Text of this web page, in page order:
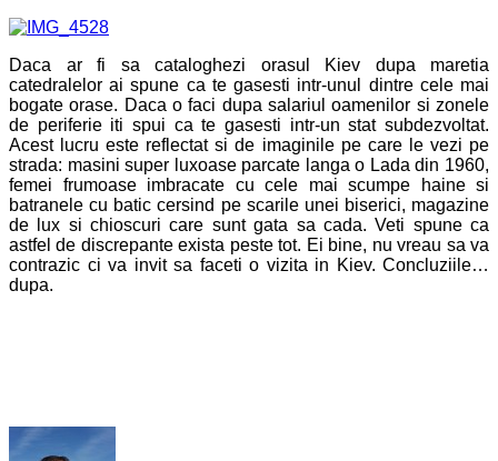
Daca ar fi sa cataloghezi orasul Kiev dupa maretia
catedralelor ai spune ca te gasesti intr-unul dintre cele mai
bogate orase. Daca o faci dupa salariul oamenilor si zonele
de periferie iti spui ca te gasesti intr-un stat subdezvoltat.
Acest lucru este reflectat si de imaginile pe care le vezi pe
strada: masini super luxoase parcate langa o Lada din 1960,
femei frumoase imbracate cu cele mai scumpe haine si
batranele cu batic cersind pe scarile unei biserici, magazine
de lux si chioscuri care sunt gata sa cada. Veti spune ca
astfel de discrepante exista peste tot. Ei bine, nu vreau sa va
contrazic ci va invit sa faceti o vizita in Kiev. Concluziile…
dupa.